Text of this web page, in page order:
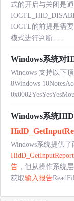
式的开启与关闭是
IOCTL的前提是需
模式进行判断......
Windows系统对
Windows 支持以下顶
8Windows
Windows系统
Windows系统提供
HidD_GetInputReport
告 ，但从操作系统
获取输入报告